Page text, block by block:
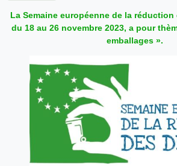
La Semaine européenne de la
du 18 au 26 novembre 2023, a pour
emballages ».